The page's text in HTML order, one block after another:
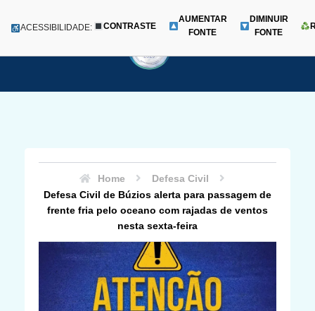
para
Menu
ACESSIBILIDADE: CONTRASTE
AUMENTAR
FONTE
DIMINUIR
FONTE
Home
Defesa Civil
Defesa Civil de Búzios alerta para passagem de
frente fria pelo oceano com rajadas de ventos
nesta sexta-feira